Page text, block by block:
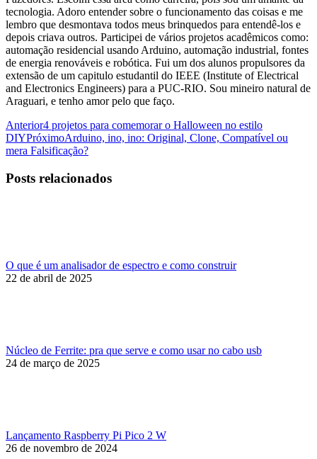
tecnologia. Adoro entender sobre o funcionamento das coisas e me
lembro que desmontava todos meus brinquedos para entendê-los e
depois criava outros. Participei de vários projetos acadêmicos como:
automação residencial usando Arduino, automação industrial, fontes
de energia renováveis e robótica. Fui um dos alunos propulsores da
extensão de um capitulo estudantil do IEEE (Institute of Electrical
and Electronics Engineers) para a PUC-RIO. Sou mineiro natural de
Araguari, e tenho amor pelo que faço.
Navegação
de
AnteriorPost
anterior:
4 projetos para comemorar o Halloween no estilo
DIYPróximoPróximo
post:
Arduino, ino, ino: Original, Clone, Compatível ou
mera Falsificação?
Posts relacionados
O que é um analisador de espectro e como construir
22 de abril de 2025
Núcleo de Ferrite: pra que serve e como usar no cabo usb
24 de março de 2025
Lançamento Raspberry Pi Pico 2 W
26 de novembro de 2024